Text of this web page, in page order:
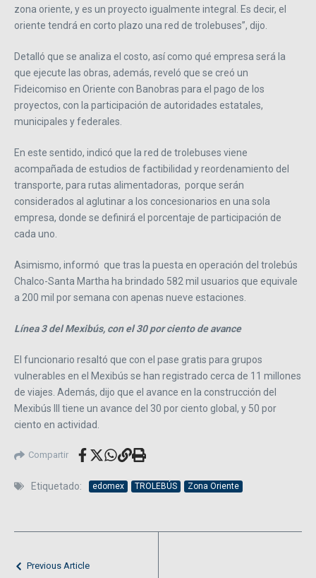
zona oriente, y es un proyecto igualmente integral. Es decir, el
oriente tendrá en corto plazo una red de trolebuses”, dijo.
Detalló que se analiza el costo, así como qué empresa será la
que ejecute las obras, además, reveló que se creó un
Fideicomiso en Oriente con Banobras para el pago de los
proyectos, con la participación de autoridades estatales,
municipales y federales.
En este sentido, indicó que la red de trolebuses viene
acompañada de estudios de factibilidad y reordenamiento del
transporte, para rutas alimentadoras, porque serán
considerados al aglutinar a los concesionarios en una sola
empresa, donde se definirá el porcentaje de participación de
cada uno.
Asimismo, informó que tras la puesta en operación del trolebús
Chalco-Santa Martha ha brindado 582 mil usuarios que equivale
a 200 mil por semana con apenas nueve estaciones.
Línea 3 del Mexibús, con el 30 por ciento de avance
El funcionario resaltó que con el pase gratis para grupos
vulnerables en el Mexibús se han registrado cerca de 11 millones
de viajes. Además, dijo que el avance en la construcción del
Mexibús III tiene un avance del 30 por ciento global, y 50 por
ciento en actividad.
Compartir
Etiquetado: edomex TROLEBÚS Zona Oriente
Previous Article